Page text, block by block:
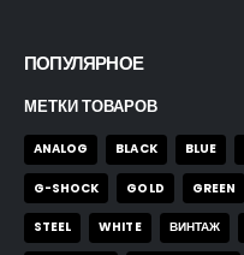
ПОПУЛЯРНОЕ
МЕТКИ ТОВАРОВ
ANALOG BLACK BLUE
G-SHOCK GOLD GREEN
STEEL WHITE ВИНТАЖ